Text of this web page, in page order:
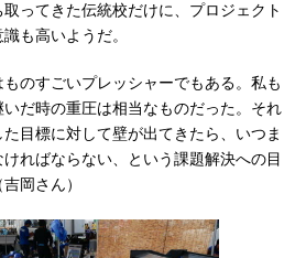
ってきた伝統校だけに、プロジェクト
も高いようだ。
のすごいプレッシャーでもある。私も
だ時の重圧は相当なものだった。それ
目標に対して壁が出てきたら、いつま
ればならない、という課題解決への目
岡さん）